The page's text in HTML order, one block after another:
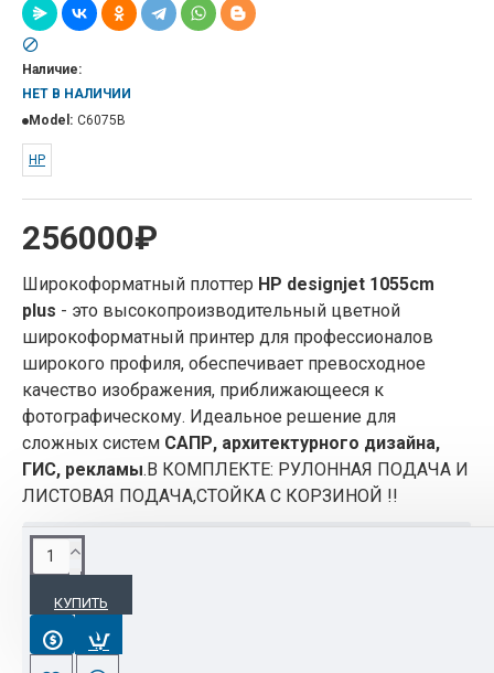
256000₽
Наличие:
НЕТ В НАЛИЧИИ
Model: C6075B
HP
Широкоформатный плоттер HP designjet 1055cm
plus - это высокопроизводительный цветной
широкоформатный принтер для профессионалов
широкого профиля, обеспечивает превосходное
качество изображения, приближающееся к
фотографическому. Идеальное решение для
сложных систем САПР, архитектурного дизайна,
ГИС, рекламы.В КОМПЛЕКТЕ: РУЛОННАЯ ПОДАЧА И
ЛИСТОВАЯ ПОДАЧА,СТОЙКА С КОРЗИНОЙ !!
КУПИТЬ
ОПИСАНИЕ
Высочайшая производительность и продуктивность для
крупных рабочих групп